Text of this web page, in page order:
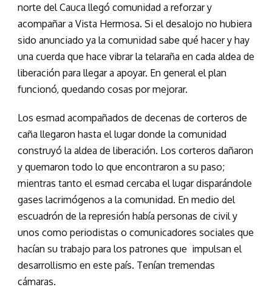
norte del Cauca llegó comunidad a reforzar y
acompañar a Vista Hermosa. Si el desalojo no hubiera
sido anunciado ya la comunidad sabe qué hacer y hay
una cuerda que hace vibrar la telaraña en cada aldea de
liberación para llegar a apoyar. En general el plan
funcionó, quedando cosas por mejorar.
Los esmad acompañados de decenas de corteros de
caña llegaron hasta el lugar donde la comunidad
construyó la aldea de liberación. Los corteros dañaron
y quemaron todo lo que encontraron a su paso;
mientras tanto el esmad cercaba el lugar disparándole
gases lacrimógenos a la comunidad. En medio del
escuadrón de la represión había personas de civil y
unos como periodistas o comunicadores sociales que
hacían su trabajo para los patrones que impulsan el
desarrollismo en este país. Tenían tremendas
cámaras.